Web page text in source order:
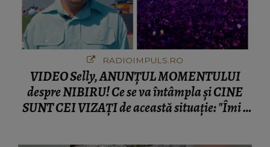
RADIOIMPULS.RO
VIDEO Selly, ANUNȚUL MOMENTULUI
despre NIBIRU! Ce se va întâmpla și CINE
SUNT CEI VIZAȚI de această situație: "Îmi e